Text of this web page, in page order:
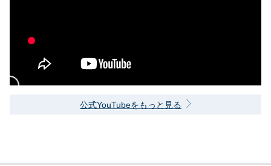
公式YouTubeをもっと見る